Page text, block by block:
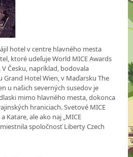
hotel v centre hlavného mesta
ktoré udeľuje World MICE Awards
Česku, napríklad, bodovala
Grand Hotel Wien, v Maďarsku The
u našich severných susedov je
mimo hlavného mesta, dokonca
hraniciach. Svetové MICE
Katare, ale ako naj „MICE
spoločnosť Liberty Czech